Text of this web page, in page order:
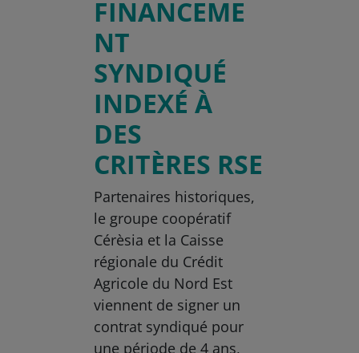
FINANCEME
NT
SYNDIQUÉ
INDEXÉ À
DES
CRITÈRES RSE
Partenaires historiques,
le groupe coopératif
Cérèsia et la Caisse
régionale du Crédit
Agricole du Nord Est
viennent de signer un
contrat syndiqué pour
une période de 4 ans,